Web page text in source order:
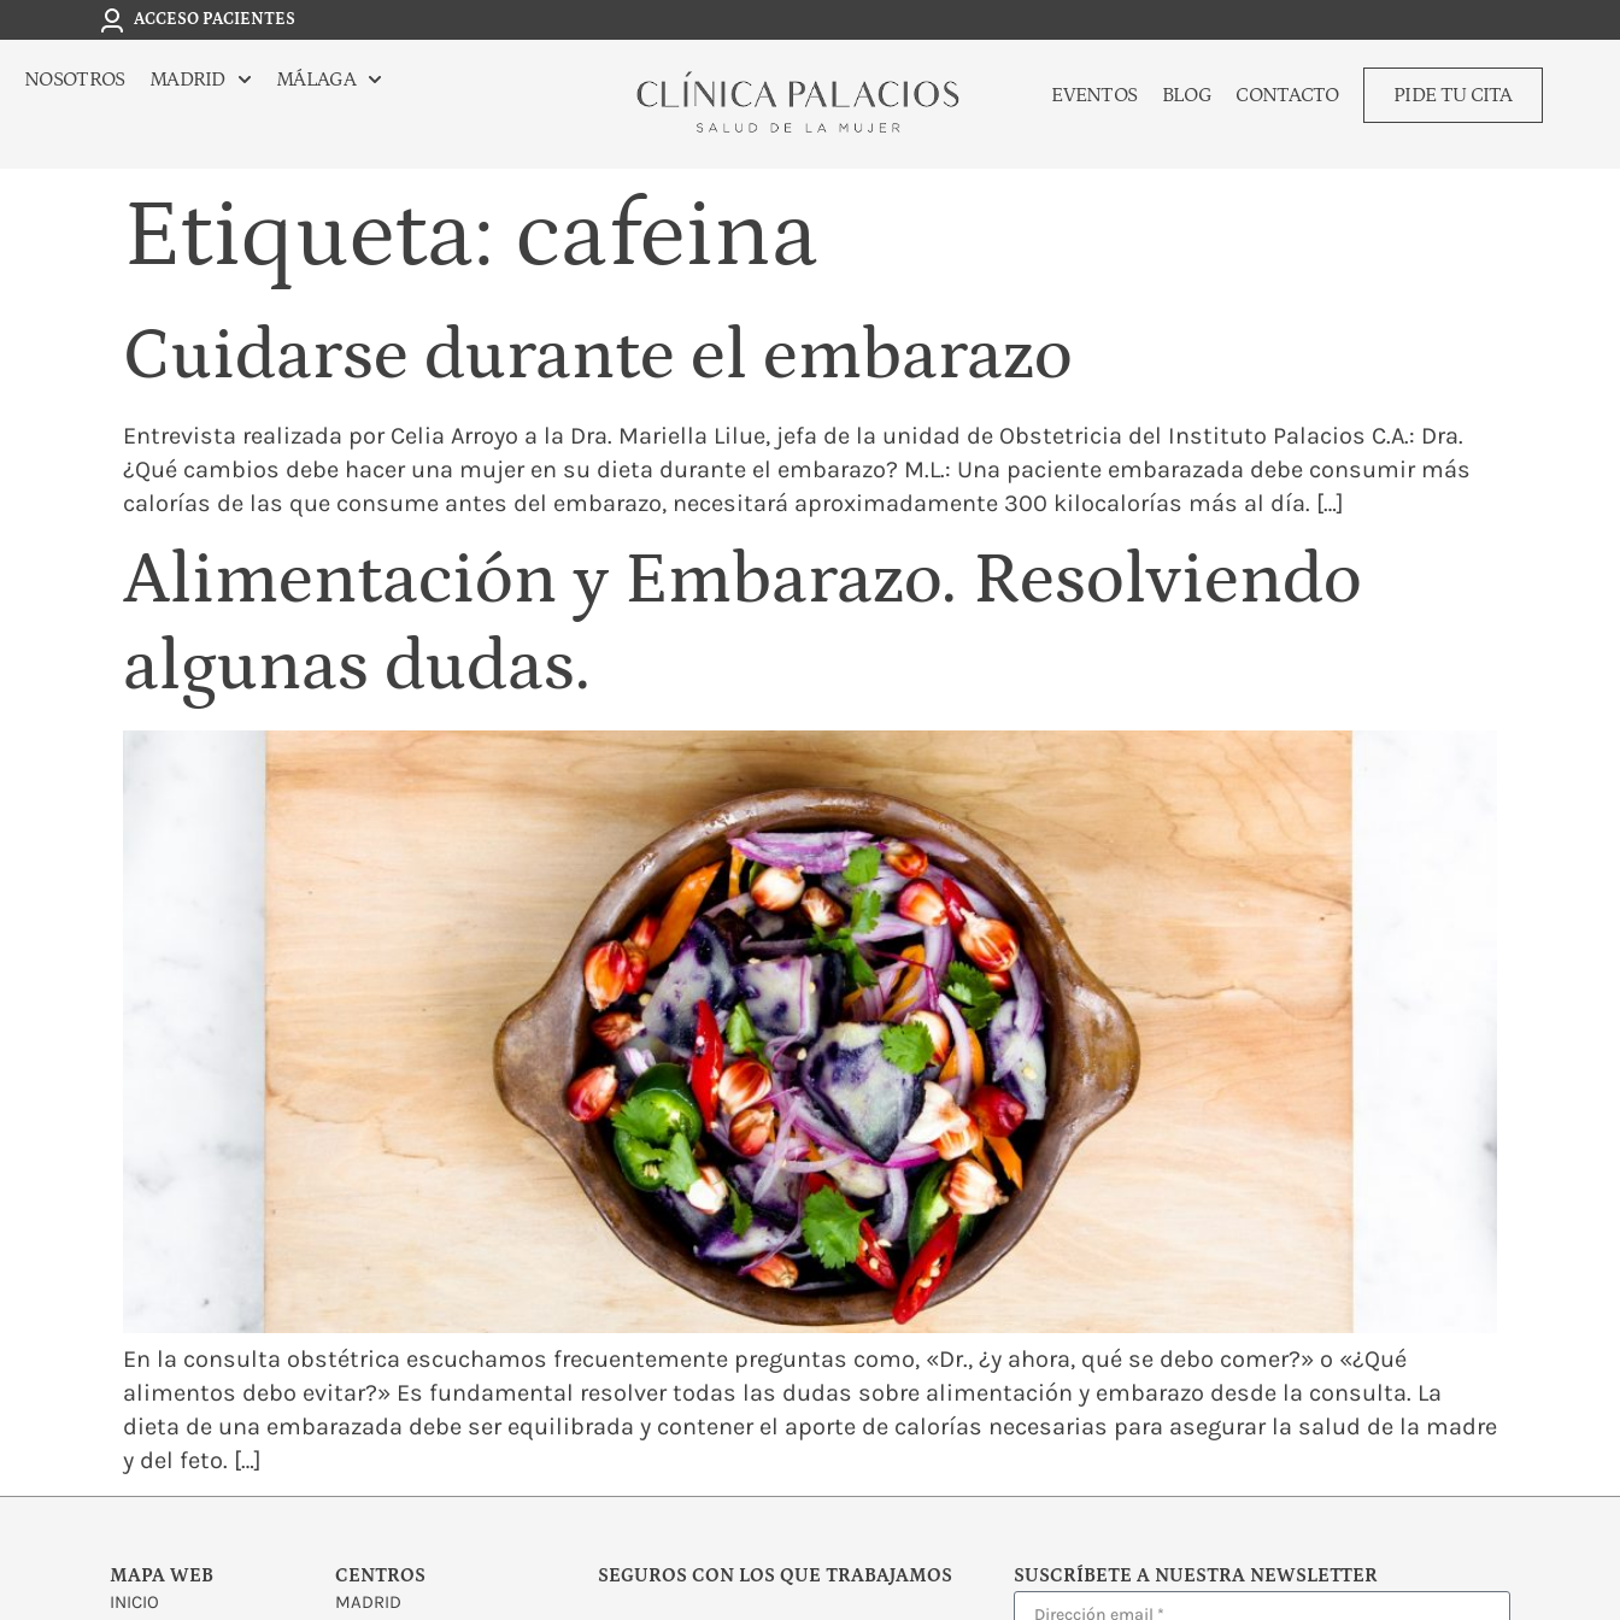
ACCESO PACIENTES
NOSOTROS MADRID MÁLAGA
EVENTOS BLOG CONTACTO PIDE TU CITA
Etiqueta: cafeina
Cuidarse durante el embarazo
Entrevista realizada por Celia Arroyo a la Dra. Mariella Lilue, jefa de la unidad de Obstetricia del Instituto Palacios C.A.: Dra.
¿Qué cambios debe hacer una mujer en su dieta durante el embarazo? M.L.: Una paciente embarazada debe consumir más
calorías de las que consume antes del embarazo, necesitará aproximadamente 300 kilocalorías más al día. […]
Alimentación y Embarazo. Resolviendo
algunas dudas.
En la consulta obstétrica escuchamos frecuentemente preguntas como, «Dr., ¿y ahora, qué se debo comer?» o «¿Qué
alimentos debo evitar?» Es fundamental resolver todas las dudas sobre alimentación y embarazo desde la consulta. La
dieta de una embarazada debe ser equilibrada y contener el aporte de calorías necesarias para asegurar la salud de la madre
y del feto. […]
MAPA WEB
INICIO
CENTROS
MADRID
SEGUROS CON LOS QUE TRABAJAMOS SUSCRÍBETE A NUESTRA NEWSLETTER